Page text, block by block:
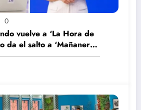
0
vuelve a ‘La Hora de
da el salto a ‘Mañaneros